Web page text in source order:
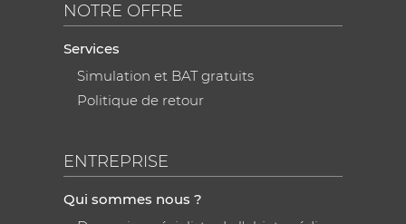
NOTRE OFFRE
Services
Simulation et BAT gratuits
Politique de retour
ENTREPRISE
Qui sommes nous ?